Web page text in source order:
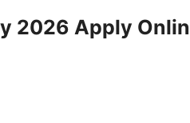
2026 Apply